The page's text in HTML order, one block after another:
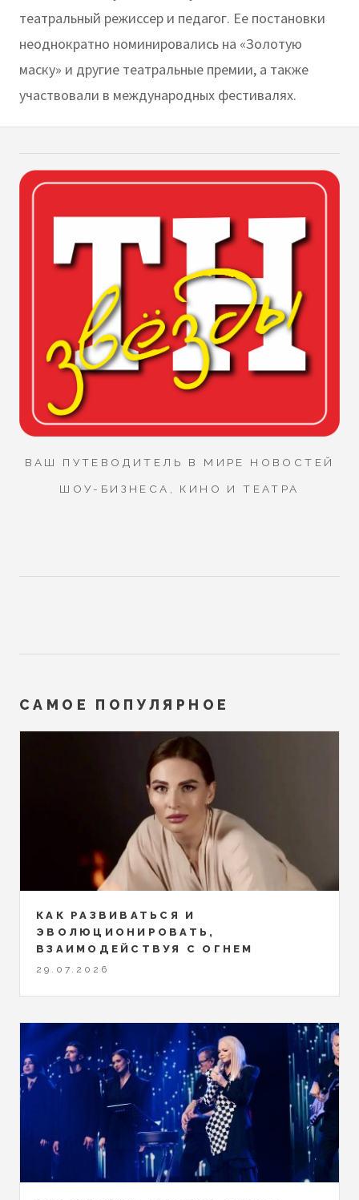
театральный режиссер и педагог. Ее постановки
неоднократно номинировались на «Золотую
маску» и другие театральные премии, а также
участвовали в международных фестивалях.
ВАШ ПУТЕВОДИТЕЛЬ В МИРЕ НОВОСТЕЙ
ШОУ-БИЗНЕСА, КИНО И ТЕАТРА
САМОЕ ПОПУЛЯРНОЕ
КАК РАЗВИВАТЬСЯ И
ЭВОЛЮЦИОНИРОВАТЬ,
ВЗАИМОДЕЙСТВУЯ С ОГНЕМ
29.07.2026